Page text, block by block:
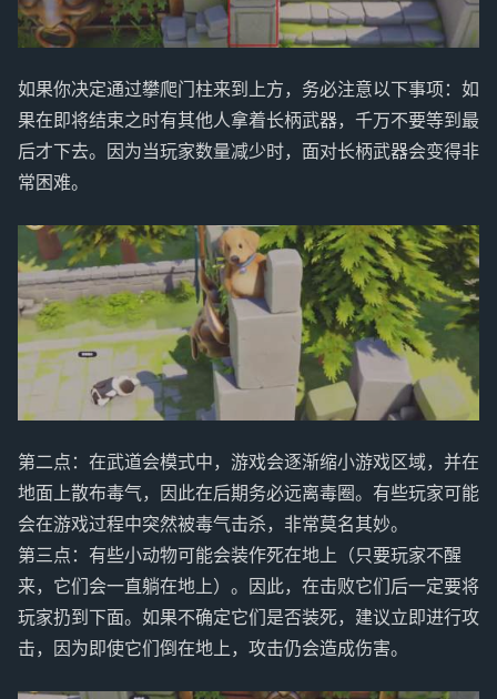
如果你决定通过攀爬门柱来到上方，务必注意以下事项：如
果在即将结束之时有其他人拿着长柄武器，千万不要等到最
后才下去。因为当玩家数量减少时，面对长柄武器会变得非
常困难。
第二点：在武道会模式中，游戏会逐渐缩小游戏区域，并在
地面上散布毒气，因此在后期务必远离毒圈。有些玩家可能
会在游戏过程中突然被毒气击杀，非常莫名其妙。
第三点：有些小动物可能会装作死在地上（只要玩家不醒
来，它们会一直躺在地上）。因此，在击败它们后一定要将
玩家扔到下面。如果不确定它们是否装死，建议立即进行攻
击，因为即使它们倒在地上，攻击仍会造成伤害。